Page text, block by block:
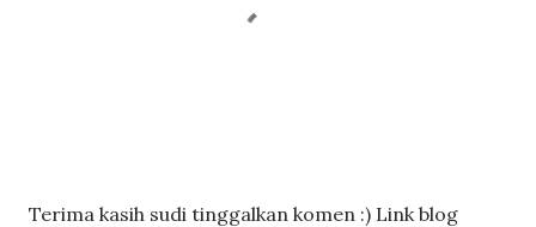
C
Terima kasih sudi tinggalkan komen :) Link blog